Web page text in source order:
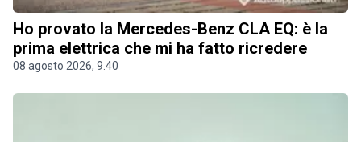
Ho provato la Mercedes-Benz CLA EQ: è la
prima elettrica che mi ha fatto ricredere
08 agosto 2026, 9.40